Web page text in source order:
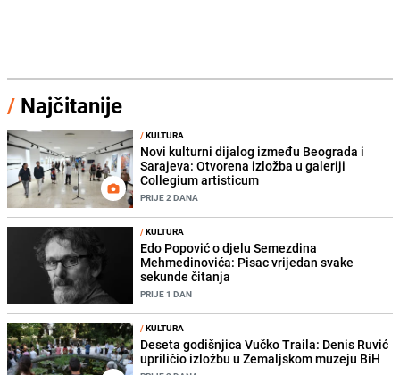
/ Najčitanije
/KULTURA
Novi kulturni dijalog između Beograda i
Sarajeva: Otvorena izložba u galeriji
Collegium artisticum
PRIJE 2 DANA
/KULTURA
Edo Popović o djelu Semezdina
Mehmedinovića: Pisac vrijedan svake
sekunde čitanja
PRIJE 1 DAN
/KULTURA
Deseta godišnjica Vučko Traila: Denis Ruvić
upriličio izložbu u Zemaljskom muzeju BiH